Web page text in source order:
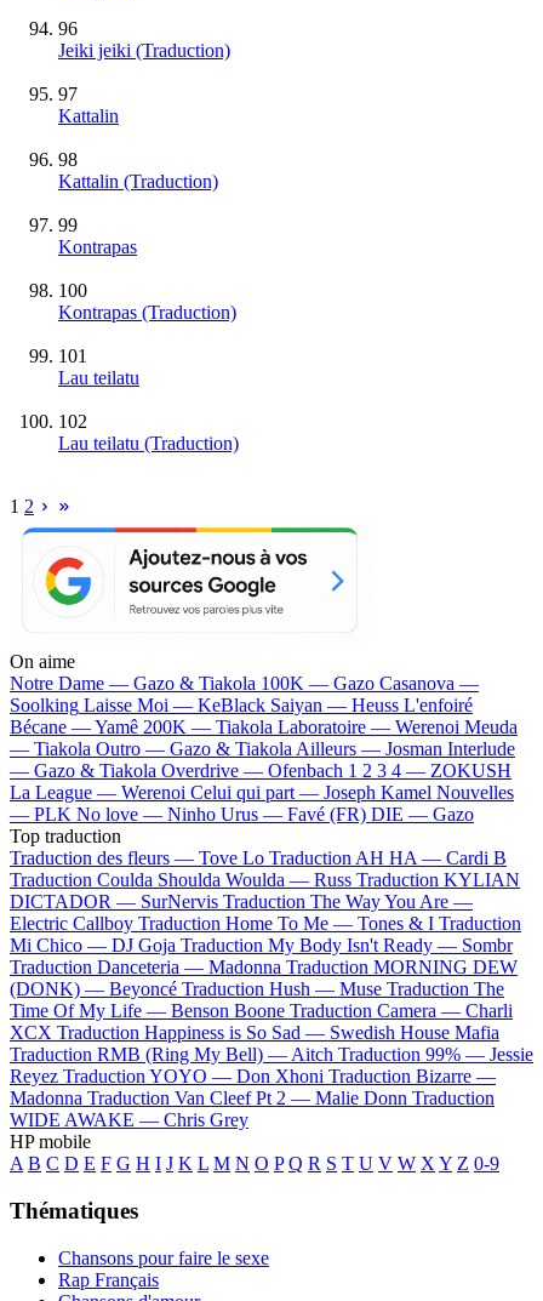
96
Jeiki jeiki (Traduction)
97
Kattalin
98
Kattalin (Traduction)
99
Kontrapas
100
Kontrapas (Traduction)
101
Lau teilatu
102
Lau teilatu (Traduction)
1 2
On aime
Notre Dame — Gazo & Tiakola 100K — Gazo Casanova —
Soolking Laisse Moi — KeBlack Saiyan — Heuss L'enfoiré
Bécane —Yamê 200K — Tiakola Laboratoire — Werenoi Meuda
— Tiakola Outro — Gazo & Tiakola Ailleurs — Josman Interlude
— Gazo & Tiakola Overdrive — Ofenbach 1 2 3 4 — ZOKUSH
La League — Werenoi Celui qui part — Joseph Kamel Nouvelles
— PLK No love — Ninho Urus — Favé (FR) DIE — Gazo
Top traduction
Traduction des fleurs — Tove Lo Traduction AH HA — Cardi B
Traduction Coulda Shoulda Woulda — Russ Traduction KYLIAN
DICTADOR — SurNervis Traduction The Way You Are —
Electric Callboy Traduction Home To Me — Tones & I Traduction
Mi Chico — DJ Goja Traduction My Body Isn't Ready — Sombr
Traduction Danceteria — Madonna Traduction MORNING DEW
(DONK) — Beyoncé Traduction Hush — Muse Traduction The
Time Of My Life — Benson Boone Traduction Camera — Charli
XCX Traduction Happiness is So Sad — Swedish House Mafia
Traduction RMB (Ring My Bell) — Aitch Traduction 99% — Jessie
Reyez Traduction YOYO — Don Xhoni Traduction Bizarre —
Madonna Traduction Van Cleef Pt 2 — Malie Donn Traduction
WIDE AWAKE — Chris Grey
HP mobile
A B C D E F G H I J K L M N O P Q R S T U V W X Y Z 0-9
Thématiques
Chansons pour faire le sexe
Rap Français